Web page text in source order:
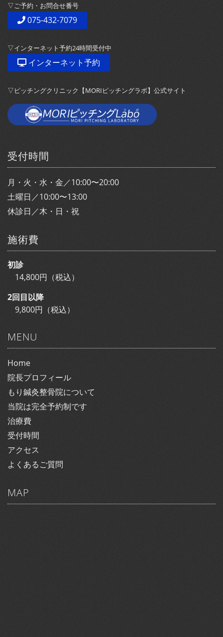
▽ご予約・お問合せ番号
075-432-7079
▽インターネット予約24時間受付中
インターネット予約
▽ピッチングクリニック【MORIピッチングラボ】公式サイト
受付時間
月・火・水・金／10:00〜20:00
土曜日／10:00〜13:00
休診日／木・日・祝
施術費
初診
14,800円（税込）
2回目以降
9,800円（税込）
MENU
Home
院長プロフィール
もり鍼灸整骨院について
当院は完全予約制です
治療費
受付時間
アクセス
よくあるご質問
MAP